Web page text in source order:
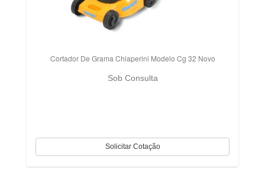
Cortador De Grama Chiaperini Modelo Cg 32 Novo
Sob Consulta